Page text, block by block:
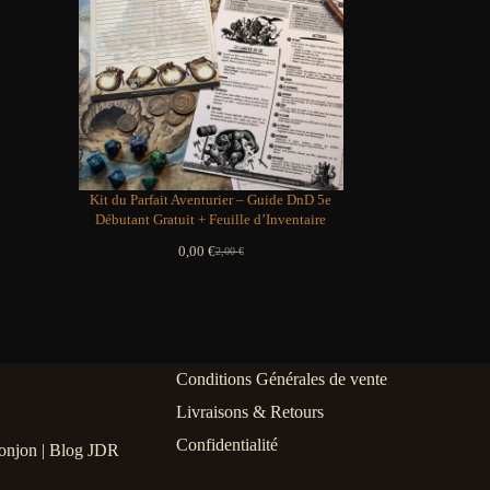
Kit du Parfait Aventurier – Guide DnD 5e
Débutant Gratuit + Feuille d’Inventaire
2,00€
Le
0,00 €
Le
| Blog JDR
Conditions Générales de vente
Livraisons & Retours
Confidentialité